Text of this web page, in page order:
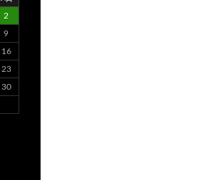
2
9
16
23
30